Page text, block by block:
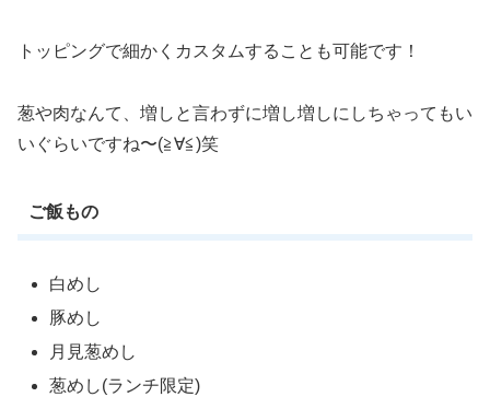
トッピングで細かくカスタムすることも可能です！
葱や肉なんて、増しと言わずに増し増しにしちゃってもい
いぐらいですね〜(≧∀≦)笑
ご飯もの
白めし
豚めし
月見葱めし
葱めし(ランチ限定)